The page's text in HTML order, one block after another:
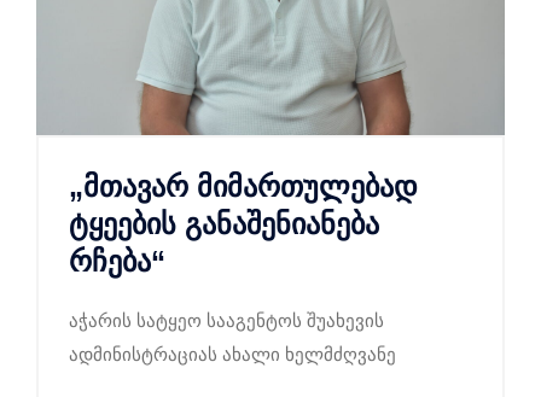
„მთავარ მიმართულებად
ტყეების განაშენიანება
რჩება“
აჭარის სატყეო სააგენტოს შუახევის
ადმინისტრაციას ახალი ხელმძღვანე